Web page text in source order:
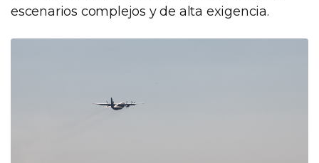
escenarios complejos y de alta exigencia.